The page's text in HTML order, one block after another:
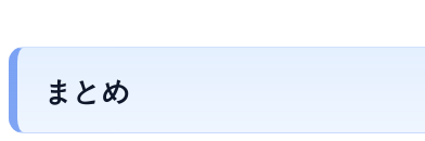
まとめ